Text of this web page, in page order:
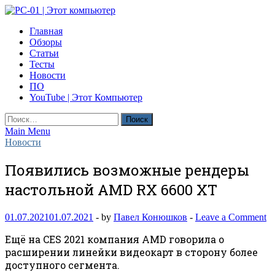
Skip
content
PC-01 | Этот компьютер
Компьютерные новости
Главная
Обзоры
Статьи
Тесты
Новости
ПО
YouTube | Этот Компьютер
Найти:
Main Menu
Новости
Появились возможные рендеры
настольной AMD RX 6600 XT
01.07.202101.07.2021 - by Павел Конюшков - Leave a Comment
Ещё на CES 2021 компания AMD говорила о
расширении линейки видеокарт в сторону более
доступного сегмента.